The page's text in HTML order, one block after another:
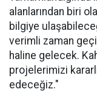
alanlarından biri
bilgiye
verimli zaman
haline gelecek.
projelerimizi
edeceğiz."